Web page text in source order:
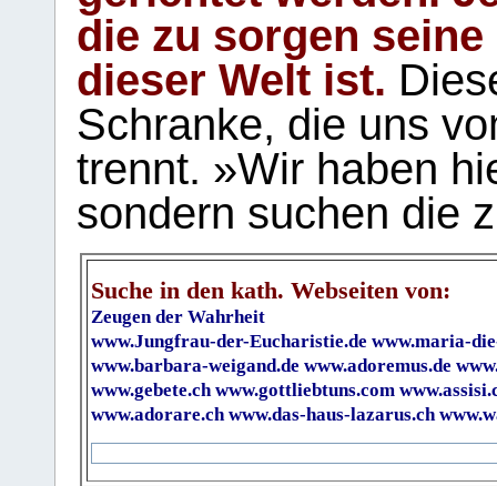
die zu sorgen
dieser Welt ist.
Schranke, die uns
trennt. »Wir haben
sondern suchen die
Suche in den kath. Webseiten von:
Zeugen der Wahrheit
www.Jungfrau-der-Eucharistie.de www.maria-
www.barbara-weigand.de www.adoremus.de
www.gebete.ch www.gottliebtuns.com
www.adorare.ch www.das-haus-lazarus.ch